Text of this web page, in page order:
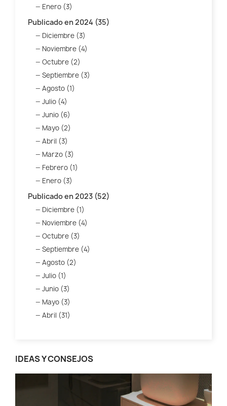
Enero (3)
Publicado en 2024 (35)
Diciembre (3)
Noviembre (4)
Octubre (2)
Septiembre (3)
Agosto (1)
Julio (4)
Junio (6)
Mayo (2)
Abril (3)
Marzo (3)
Febrero (1)
Enero (3)
Publicado en 2023 (52)
Diciembre (1)
Noviembre (4)
Octubre (3)
Septiembre (4)
Agosto (2)
Julio (1)
Junio (3)
Mayo (3)
Abril (31)
IDEAS Y CONSEJOS